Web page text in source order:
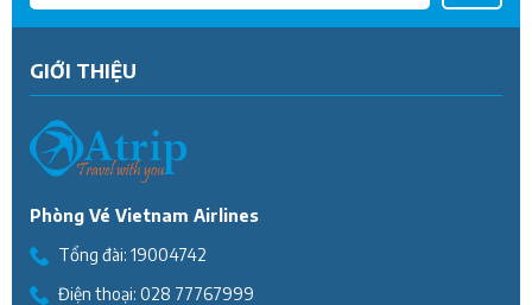
GIỚI THIỆU
Phòng Vé Vietnam Airlines
Tổng đài: 19004742
Điện thoại: 028 77767999